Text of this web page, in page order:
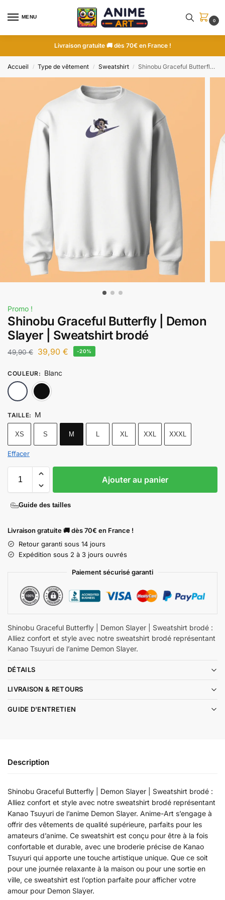
MENU
0
Livraison gratuite 🚚 dès 70€ en France !
Accueil / Type de vêtement / Sweatshirt / Shinobu Graceful Butterfly | Demon Slayer | Sweatshirt brodé
Promo !
Shinobu Graceful Butterfly | Demon
Slayer | Sweatshirt brodé
49,90€ 39,90 € -20%
COULEUR: Blanc
TAILLE: M
XS S M L XL XXL XXXL
Effacer
Ajouter au panier
Guide des tailles
Livraison gratuite 🚚 dès 70€ en France !
Retour garanti sous 14 jours
Expédition sous 2 à 3 jours ouvrés
Paiement sécurisé garanti
Shinobu Graceful Butterfly | Demon Slayer | Sweatshirt brodé :
Alliez confort et style avec notre sweatshirt brodé représentant
Kanao Tsuyuri de l’anime Demon Slayer.
DÉTAILS
LIVRAISON & RETOURS
GUIDE D'ENTRETIEN
Description
Shinobu Graceful Butterfly | Demon Slayer | Sweatshirt brodé :
Alliez confort et style avec notre sweatshirt brodé représentant
Kanao Tsuyuri de l’anime Demon Slayer. Anime-Art s’engage à
offrir des vêtements de qualité supérieure, parfaits pour les
amateurs d’anime. Ce sweatshirt est conçu pour être à la fois
confortable et durable, avec une broderie précise de Kanao
Tsuyuri qui apporte une touche artistique unique. Que ce soit
pour une journée relaxante à la maison ou pour une sortie en
ville, ce sweatshirt est l’option parfaite pour afficher votre
amour pour Demon Slayer.